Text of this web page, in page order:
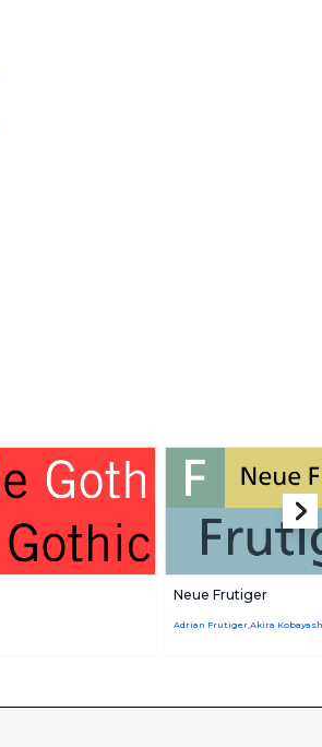
Neue Frutiger
Adrian Frutiger,Akira